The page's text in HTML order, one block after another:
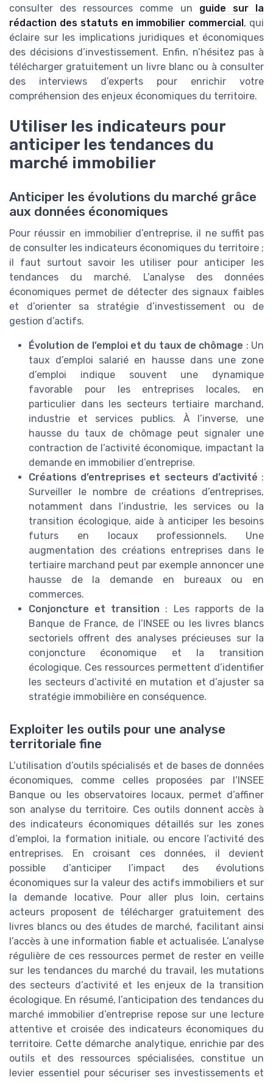
consulter des ressources comme un guide sur la
rédaction des statuts en immobilier commercial, qui
éclaire sur les implications juridiques et économiques
des décisions d’investissement. Enfin, n’hésitez pas à
télécharger gratuitement un livre blanc ou à consulter
des interviews d’experts pour enrichir votre
compréhension des enjeux économiques du territoire.
Utiliser les indicateurs pour
anticiper les tendances du
marché immobilier
Anticiper les évolutions du marché grâce
aux données économiques
Pour réussir en immobilier d’entreprise, il ne suffit pas
de consulter les indicateurs économiques du territoire ;
il faut surtout savoir les utiliser pour anticiper les
tendances du marché. L’analyse des données
économiques permet de détecter des signaux faibles
et d’orienter sa stratégie d’investissement ou de
gestion d’actifs.
Évolution de l’emploi et du taux de chômage : Un
taux d’emploi salarié en hausse dans une zone
d’emploi indique souvent une dynamique
favorable pour les entreprises locales, en
particulier dans les secteurs tertiaire marchand,
industrie et services publics. À l’inverse, une
hausse du taux de chômage peut signaler une
contraction de l’activité économique, impactant la
demande en immobilier d’entreprise.
Créations d’entreprises et secteurs d’activité :
Surveiller le nombre de créations d’entreprises,
notamment dans l’industrie, les services ou la
transition écologique, aide à anticiper les besoins
futurs en locaux professionnels. Une
augmentation des créations entreprises dans le
tertiaire marchand peut par exemple annoncer une
hausse de la demande en bureaux ou en
commerces.
Conjoncture et transition : Les rapports de la
Banque de France, de l’INSEE ou les livres blancs
sectoriels offrent des analyses précieuses sur la
conjoncture économique et la transition
écologique. Ces ressources permettent d’identifier
les secteurs d’activité en mutation et d’ajuster sa
stratégie immobilière en conséquence.
Exploiter les outils pour une analyse
territoriale fine
L’utilisation d’outils spécialisés et de bases de données
économiques, comme celles proposées par l’INSEE
Banque ou les observatoires locaux, permet d’affiner
son analyse du territoire. Ces outils donnent accès à
des indicateurs économiques détaillés sur les zones
d’emploi, la formation initiale, ou encore l’activité des
entreprises. En croisant ces données, il devient
possible d’anticiper l’impact des évolutions
économiques sur la valeur des actifs immobiliers et sur
la demande locative. Pour aller plus loin, certains
acteurs proposent de télécharger gratuitement des
livres blancs ou des études de marché, facilitant ainsi
l’accès à une information fiable et actualisée. L’analyse
régulière de ces ressources permet de rester en veille
sur les tendances du marché du travail, les mutations
des secteurs d’activité et les enjeux de la transition
écologique. En résumé, l’anticipation des tendances du
marché immobilier d’entreprise repose sur une lecture
attentive et croisée des indicateurs économiques du
territoire. Cette démarche analytique, enrichie par des
outils et des ressources spécialisées, constitue un
levier essentiel pour sécuriser ses investissements et